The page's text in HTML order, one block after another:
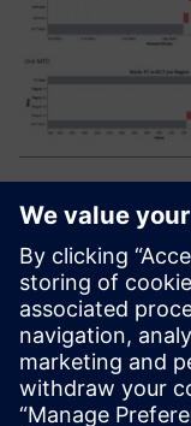
O Zeitmind é uma
informação entre
fornece análises e
uma tomada de
profunda ...
Saiba mais